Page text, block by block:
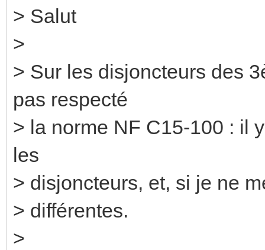
> Salut
>
> Sur les disjoncteurs des
pas respecté
> la norme NF C15-100 : il
les
> disjoncteurs, et, si je ne
> différentes.
>